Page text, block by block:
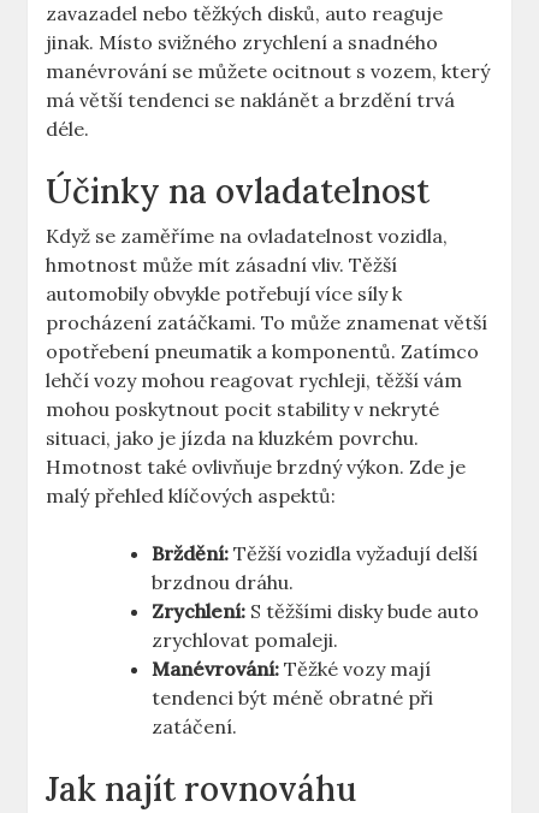
⁤zavazadel nebo těžkých disků, auto reaguje
⁤jinak. Místo svižného⁣ zrychlení‍ a snadného
manévrování se můžete ocitnout s vozem, který‍
má větší tendenci se naklánět a ⁣brzdění trvá
déle.
Účinky⁣ na ‍ovladatelnost
Když se zaměříme ⁣na ovladatelnost vozidla,
hmotnost může‍ mít zásadní vliv. Těžší⁤
automobily obvykle potřebují více síly k
procházení‍ zatáčkami. To ‌může znamenat větší⁢
opotřebení pneumatik a komponentů. ​Zatímco
lehčí vozy mohou reagovat⁢ rychleji, těžší vám
mohou poskytnout pocit stability v nekryté
situaci, jako je jízda na kluzkém povrchu.
Hmotnost také ovlivňuje brzdný ⁤výkon. Zde je
‍malý přehled klíčových⁣ aspektů:
Brždění: Těžší​ vozidla ​vyžadují ⁤delší ​
brzdnou dráhu.
Zrychlení: ​S těžšími disky bude​ auto
zrychlovat pomaleji.
Manévrování: Těžké ⁣vozy ‍mají
tendenci být méně obratné při
zatáčení.
Jak⁤ najít rovnováhu